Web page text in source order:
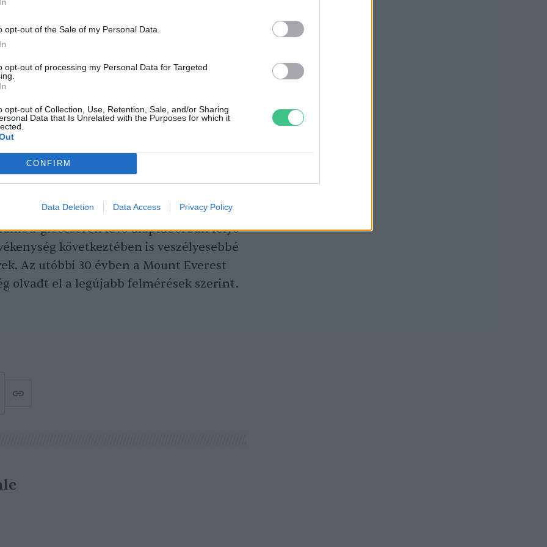
opt-out of the Sale of my Personal Data.
opt-out of processing my Personal Data for Targeted
opt-out of Collection, Use, Retention, Sale, and/or Sharing
Data that Is Unrelated with the Purposes for which it
CONFIRM
Data Deletion Data Access Privacy Policy
újabban egyre jellemzőbb,
arra figyelmeztetnek, hogy a 8848
egyre többen afféle
mintha olyan játszótér lenne, ahol
vágyaikat. Még olyanok is
akiknek csak kevés tapasztalatuk van a
ki tudnak fizetni akár 20 millió
azért, hogy felsegítsék őket a csúcsra.
is, hogy a globális felmelegedés
gleccseren levő alaptáborban folyó
következtében is veszélyesebbé
Az utóbbi 30 évben a Mount Everest
olvadt el a legújabb felmérések szerint.